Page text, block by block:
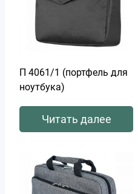
П 4061/1 (портфель для
ноутбука)
Читать далее